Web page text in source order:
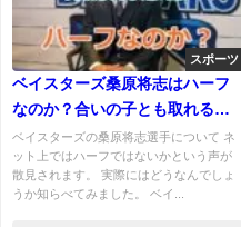
スポーツ
ベイスターズ桑原将志はハーフ
なのか？合いの子とも取れる顔
立ち！
ベイスターズの桑原将志選手について ネ
ット上ではハーフではないかという声が
散見されます。 実際にはどうなんでしょ
うか知らべてみました。 ベイ...